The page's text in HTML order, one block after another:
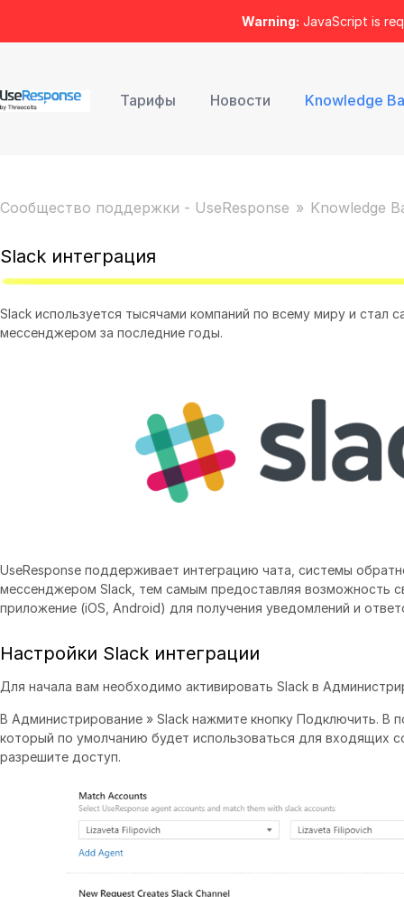
Warning: JavaScript is
Тарифы Новости Knowledge
Сообщество поддержки - UseResponse Knowledge
Slack интеграция
Slack используется тысячами компаний по всему миру и стал
мессенджером за последние годы.
UseResponse поддерживает интеграцию чата, системы
мессенджером Slack, тем самым предоставляя возможность
приложение (iOS, Android) для получения уведомлений и
Настройки Slack интеграции
Для начала вам необходимо активировать Slack в
В Администрирование » Slack нажмите кнопку Подключить. В
который по умолчанию будет использоваться для входящих
разрешите доступ.